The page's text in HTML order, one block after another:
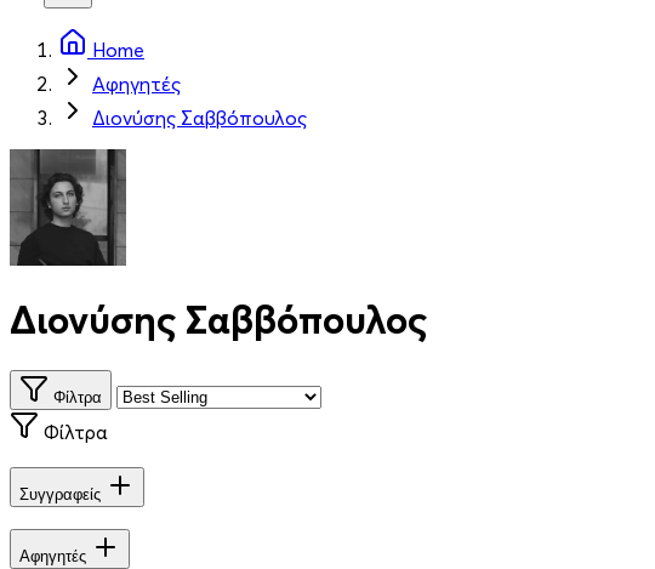
Home
Αφηγητές
Διονύσης Σαββόπουλος
Διονύσης Σαββόπουλος
Φίλτρα
Φίλτρα
Συγγραφείς
Αφηγητές